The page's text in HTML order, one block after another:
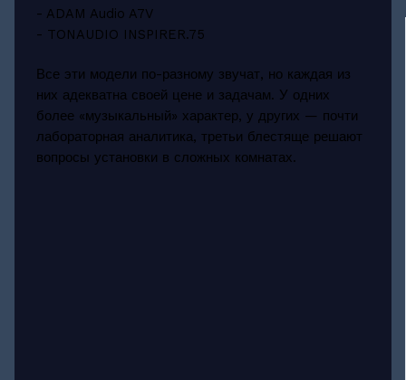
- ADAM Audio A7V
- TONAUDIO INSPIRER.75
Все эти модели по-разному звучат, но каждая из
них адекватна своей цене и задачам. У одних
более «музыкальный» характер, у других — почти
лабораторная аналитика, третьи блестяще решают
вопросы установки в сложных комнатах.